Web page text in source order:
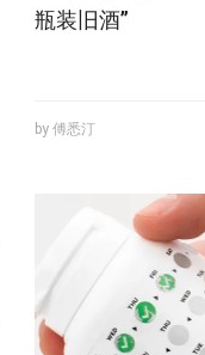
瓶装旧酒”
by 傅悉汀